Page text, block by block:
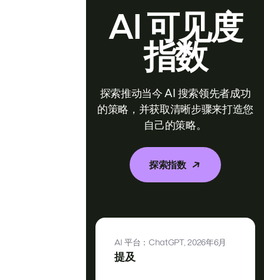
AI 可见度
指数
探索推动当今 AI 搜索领先者成功
的策略，并获取清晰步骤来打造您
自己的策略。
探索指数
提及
AI 平台：ChatGPT,2026年6月